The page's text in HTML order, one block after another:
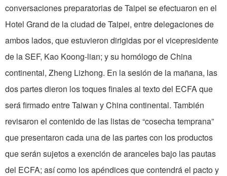
conversaciones preparatorias de Taipei se efectuaron en el
Hotel Grand de la ciudad de Taipei, entre delegaciones de
ambos lados, que estuvieron dirigidas por el vicepresidente
de la SEF, Kao Koong-lian; y su homólogo de China
continental, Zheng Lizhong. En la sesión de la mañana, las
dos partes dieron los toques finales al texto del ECFA que
será firmado entre Taiwan y China continental. También
revisaron el contenido de las listas de “cosecha temprana”
que presentaron cada una de las partes con los productos
que serán sujetos a exención de aranceles bajo las pautas
del ECFA; así como los apéndices que contendrá el pacto y